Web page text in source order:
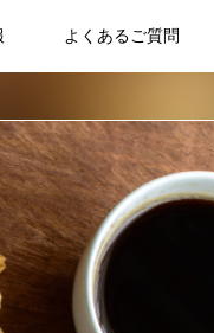
よくあるご質問